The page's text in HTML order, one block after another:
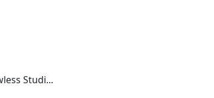
Studi...